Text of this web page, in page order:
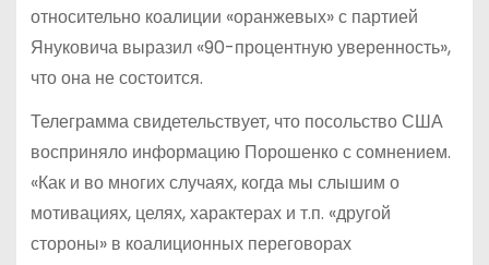
относительно коалиции «оранжевых» с партией
Януковича выразил «90-процентную уверенность»,
что она не состоится.
Телеграмма свидетельствует, что посольство США
восприняло информацию Порошенко с сомнением.
«Как и во многих случаях, когда мы слышим о
мотивациях, целях, характерах и т.п. «другой
стороны» в коалиционных переговорах